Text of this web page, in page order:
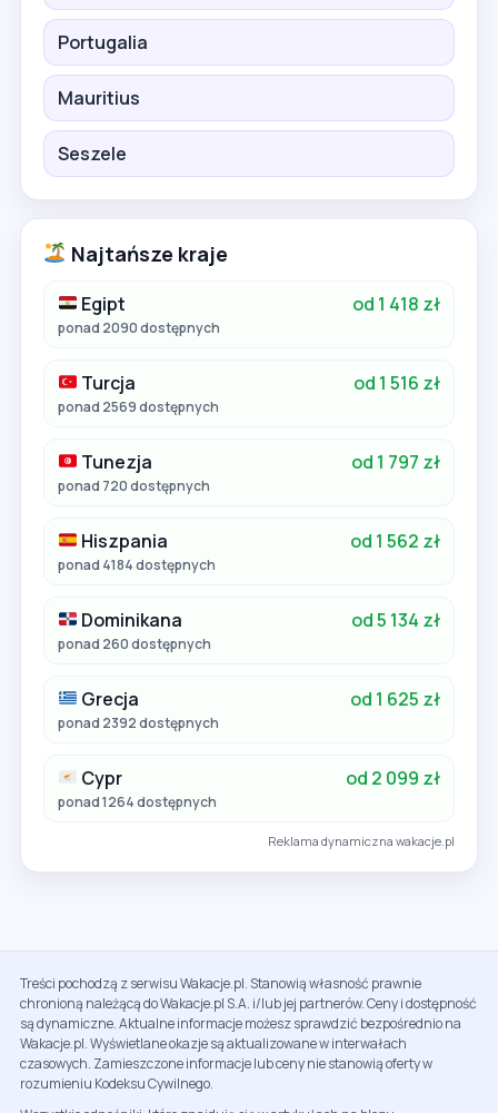
Portugalia
Mauritius
Seszele
Najtańsze kraje
Egipt od 1 418 zł
ponad 2090 dostępnych
Turcja od 1 516 zł
ponad 2569 dostępnych
Tunezja od 1 797 zł
ponad 720 dostępnych
Hiszpania od 1 562 zł
ponad 4184 dostępnych
Dominikana od 5 134 zł
ponad 260 dostępnych
Grecja od 1 625 zł
ponad 2392 dostępnych
Cypr od 2 099 zł
ponad 1264 dostępnych
Reklama dynamiczna wakacje.pl
Treści pochodzą z serwisu Wakacje.pl. Stanowią własność prawnie
chronioną należącą do Wakacje.pl S.A. i/lub jej partnerów. Ceny i dostępność
są dynamiczne. Aktualne informacje możesz sprawdzić bezpośrednio na
Wakacje.pl. Wyświetlane okazje są aktualizowane w interwałach
czasowych. Zamieszczone informacje lub ceny nie stanowią oferty w
rozumieniu Kodeksu Cywilnego.